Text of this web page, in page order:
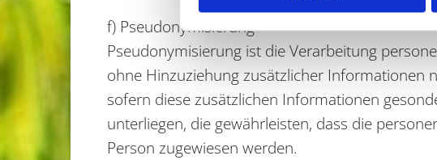
f) Pseudonymisierung
Pseudonymisierung ist die Verarbeitung
ohne Hinzuziehung zusätzlicher Informationen
sofern diese zusätzlichen Informationen
unterliegen, die gewährleisten, dass die
Person zugewiesen werden.